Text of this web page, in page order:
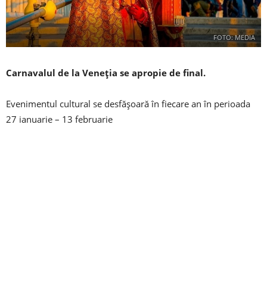
FOTO: MEDIA
Carnavalul de la Veneția se apropie de final.
Evenimentul cultural se desfășoară în fiecare an în perioada
27 ianuarie – 13 februarie